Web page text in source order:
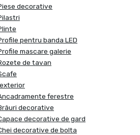
decorative
pentru banda LED
mascare galerie
de tavan
ferestre
decorative
decorative de gard
decorative de bolta